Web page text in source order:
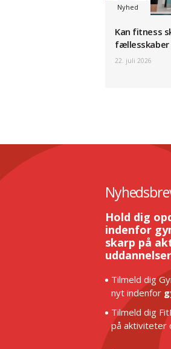
Nyhed
Kan fitness
fællesskaber
22. juli 2026
Hold dig
indenfor
skarp på
Tilmeld dig
nyt indenfor
Tilmeld dig
på aktiviteter